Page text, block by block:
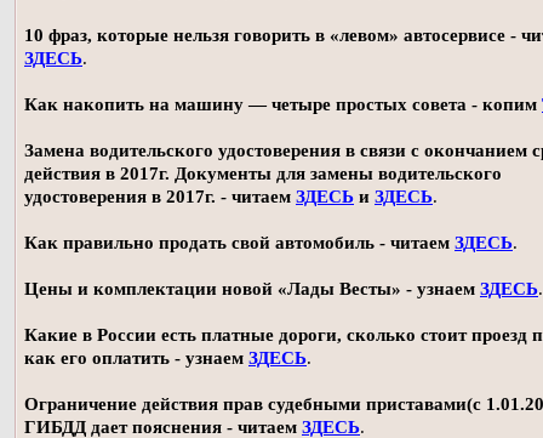
10 фраз, которые нельзя говорить в «левом» автосервисе -
ЗДЕСЬ.
Как накопить на машину — четыре простых совета - копим
Замена водительского удостоверения в связи с окончанием
действия в 2017г. Документы для замены водительского
удостоверения в 2017г. - читаем ЗДЕСЬ и ЗДЕСЬ.
Как правильно продать свой автомобиль - читаем ЗДЕСЬ.
Цены и комплектации новой «Лады Весты» - узнаем ЗДЕСЬ.
Какие в России есть платные дороги, сколько стоит проезд
как его оплатить - узнаем ЗДЕСЬ.
Ограничение действия прав судебными приставами(с
ГИБДД дает пояснения - читаем ЗДЕСЬ.